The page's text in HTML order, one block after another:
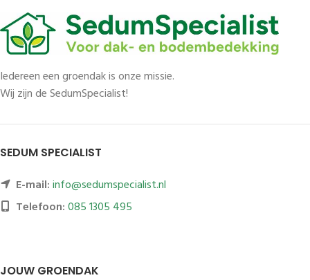
Iedereen een groendak is onze missie.
Wij zijn de SedumSpecialist!
SEDUM SPECIALIST
E-mail:info@sedumspecialist.nl
Telefoon:085 1305 495
JOUW GROENDAK